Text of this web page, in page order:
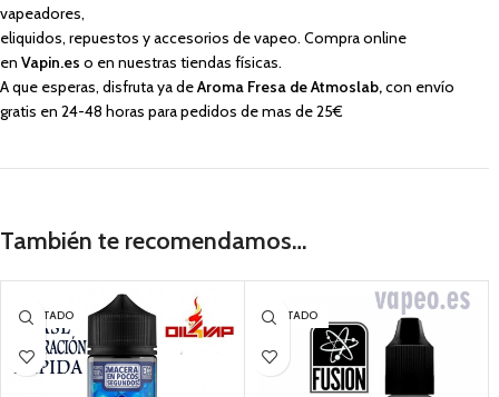
vapeadores,
eliquidos, repuestos y accesorios de vapeo. Compra online
en Vapin.es o en nuestras tiendas físicas.
A que esperas, disfruta ya deAroma Fresa de Atmoslab,con envío
gratis en 24-48 horas para pedidos de mas de 25€
También te recomendamos…
AGOTADO AGOTADO